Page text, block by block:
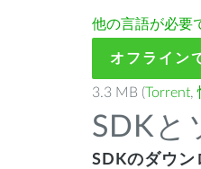
他の言語が必要
オフライン
3.3 MB (Torrent,
SDKと
SDKのダウン